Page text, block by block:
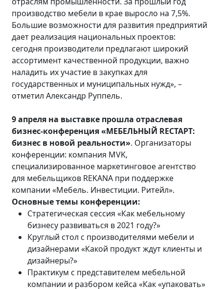
производство мебели в крае выросло на 7,5%.
Большие возможности для развития предприятий
дает реализация национальных проектов:
сегодня производители предлагают широкий
ассортимент качественной продукции, важно
наладить их участие в закупках для
государственных и муниципальных нужд», –
отметил Александр Руппель.
9 апреля на выставке прошла отраслевая
бизнес-конференция «МЕБЕЛЬНЫЙ REСТАРТ:
бизнес в новой реальности». Организаторы
конференции: компания MVK,
специализированное маркетинговое агентство
для мебельщиков REKANA при поддержке
компании «Мебель. Инвестиции. Ритейл».
Основные темы конференции:
Стратегическая сессия «Как мебельному
бизнесу развиваться в 2021 году?»
Круглый стол с производителями мебели и
дизайнерами «Какой продукт ждут клиенты и
дизайнеры?»
Практикум с представителем мебельной
компании и разбором кейса «Как «упаковать»